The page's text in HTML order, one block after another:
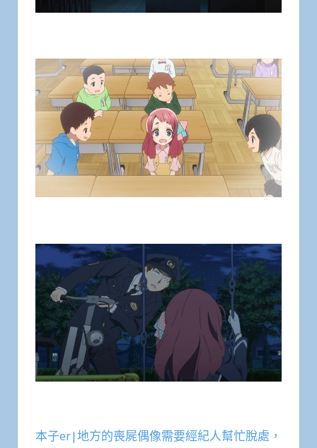
本子er|地方的喪屍偶像需要經紀人幫忙脫處，